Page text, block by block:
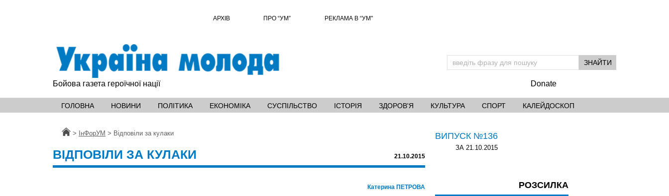
АРХІВ ПРО “УМ” РЕКЛАМА В “УМ"
Бойова газета героїчної нації Donate
ГОЛОВНА НОВИНИ ПОЛІТИКА ЕКОНОМІКА СУСПІЛЬСТВО ІСТОРІЯ ЗДОРОВ'Я КУЛЬТУРА СПОРТ КАЛЕЙДОСКОП
Головна
> ІнФорУМ > Відповіли за кулаки
ВІДПОВІЛИ ЗА КУЛАКИ 21.10.2015
Катерина ПЕТРОВА
ВИПУСК №136
ЗА 21.10.2015
РОЗСИЛКА